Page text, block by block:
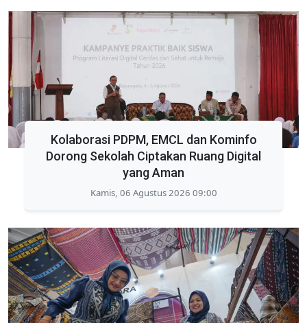
Kolaborasi PDPM, EMCL dan Kominfo
Dorong Sekolah Ciptakan Ruang Digital
yang Aman
Kamis, 06 Agustus 2026 09:00